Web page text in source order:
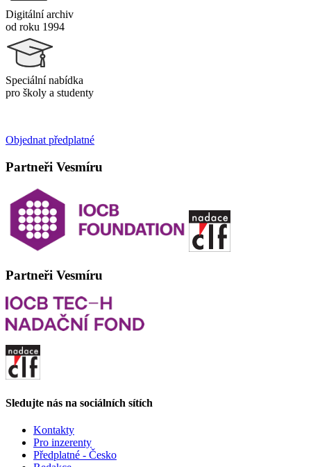
Digitální archiv
od roku 1994
Speciální nabídka
pro školy a studenty
Objednat předplatné
Partneři Vesmíru
Partneři Vesmíru
Sledujte nás na sociálních sítích
Kontakty
Pro inzerenty
Předplatné - Česko